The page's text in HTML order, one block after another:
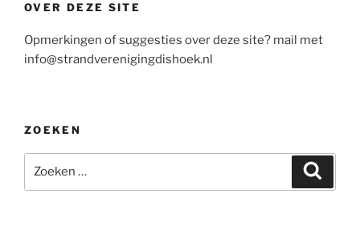
OVER DEZE SITE
Opmerkingen of suggesties over deze site? mail met
info@strandverenigingdishoek.nl
ZOEKEN
naar: